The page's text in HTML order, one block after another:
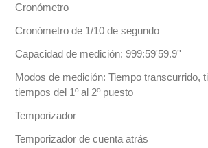
Cronómetro
Cronómetro de 1/10 de segundo
Capacidad de medición: 999:59'59.9''
Modos de medición: Tiempo transcurrido,
tiempos del 1º al 2º puesto
Temporizador
Temporizador de cuenta atrás